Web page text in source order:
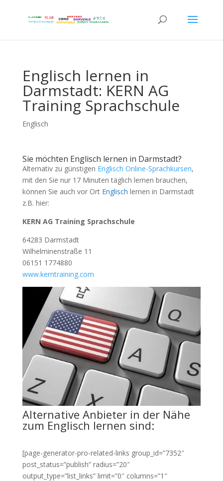
Englisch lernen in
Darmstadt: KERN AG
Training Sprachschule
Englisch
Sie möchten Englisch lernen in Darmstadt?
Alternativ zu günstigen Englisch Online-Sprachkursen,
mit den Sie nur 17 Minuten täglich lernen brauchen,
können Sie auch vor Ort Englisch lernen in Darmstadt
z.B. hier:
KERN AG Training Sprachschule
64283 Darmstadt
Wilhelminenstraße 11
06151 1774880
www.kerntraining.com
Alternative Anbieter in der Nähe
zum Englisch lernen sind:
[page-generator-pro-related-links group_id=”7352″
post_status=”publish” radius=”20″
output_type=”list_links” limit=”0″ columns=”1″